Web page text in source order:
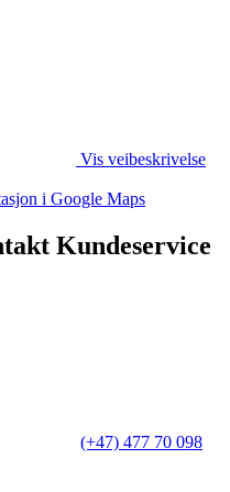
Vis veibeskrivelse
Kundeservice
(+47) 477 70 098